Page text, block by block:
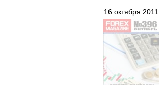
16 октября 2011